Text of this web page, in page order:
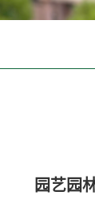
园艺园